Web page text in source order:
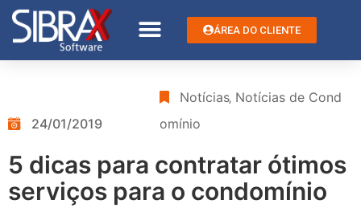
ÁREA DO CLIENTE
24/01/2019
Notícias‚ Notícias de Cond
omínio
5 dicas para contratar ótimos
serviços para o condomínio